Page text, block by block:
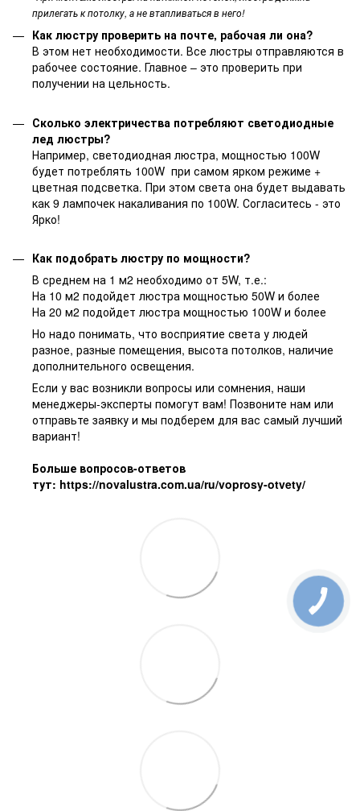
прилегать к потолку, а не втапливаться в него!
Как люстру проверить на почте, рабочая ли она?
В этом нет необходимости. Все люстры отправляются в
рабочее состояние. Главное – это проверить при
получении на цельность.
Сколько электричества потребляют светодиодные
лед люстры?
Например, светодиодная люстра, мощностью 100W
будет потреблять 100W при самом ярком режиме +
цветная подсветка. При этом света она будет выдавать
как 9 лампочек накаливания по 100W. Согласитесь - это
Ярко!
Как подобрать люстру по мощности?
В среднем на 1 м2 необходимо от 5W, т.е.:
На 10 м2 подойдет люстра мощностью 50W и более
На 20 м2 подойдет люстра мощностью 100W и более
Но надо понимать, что восприятие света у людей
разное, разные помещения, высота потолков, наличие
дополнительного освещения.
Если у вас возникли вопросы или сомнения, наши
менеджеры-эксперты помогут вам! Позвоните нам или
отправьте заявку и мы подберем для вас самый лучший
вариант!
Больше вопросов-ответов
тут: https://novalustra.com.ua/ru/voprosy-otvety/